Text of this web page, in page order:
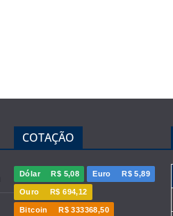
COTAÇÃO
Dólar R$ 5,08 Euro R$ 5,89
Ouro R$ 694,12
Bitcoin R$ 333368,50